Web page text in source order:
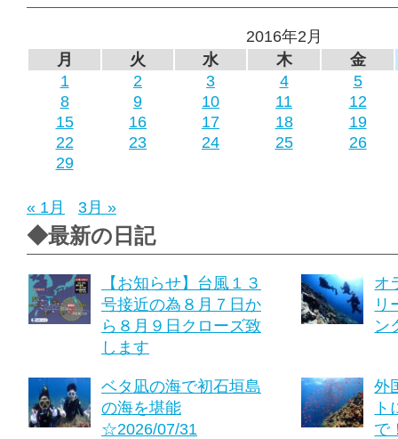
2016年2月
月
火 水 木
金
1
2 3 4
5
8
9 10 11
12
15
16 17 18
19
22
23 24 25
26
29
« 1月 3月 »
◆最新の日記
【お知らせ】台風１３
号接近の為８月７日か
ら８月９日クローズ致
します
オ
リ
ン
ベタ凪の海で初石垣島
の海を堪能
☆2026/07/31
外
ト
で